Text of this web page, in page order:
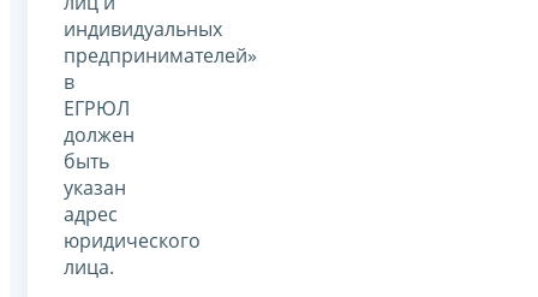
индивидуальных
предпринимателей»
в
ЕГРЮЛ
должен
быть
указан
адрес
юридического
лица.